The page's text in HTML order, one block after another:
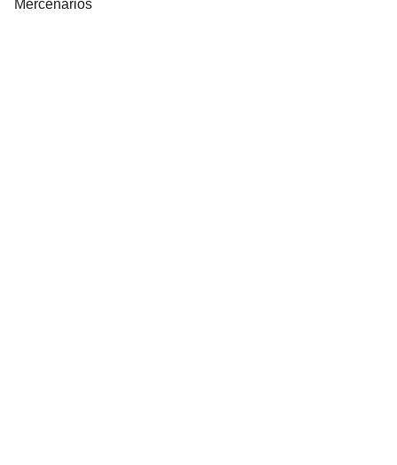
Mercenarios